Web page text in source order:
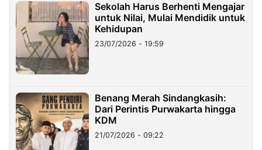
Sekolah Harus Berhenti Mengajar
untuk Nilai, Mulai Mendidik untuk
Kehidupan
23/07/2026 - 19:59
Benang Merah Sindangkasih:
Dari Perintis Purwakarta hingga
KDM
21/07/2026 - 09:22